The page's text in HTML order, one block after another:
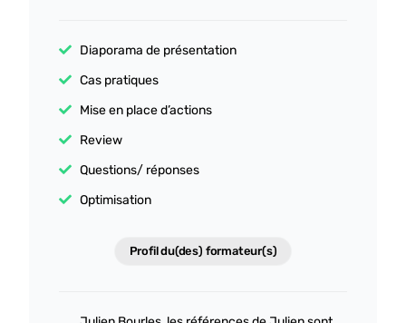
méthode de travail et une nouvelle façon d'aborder
LinkedIn.
personnes qui souhaitent développer une présence
LinkedIn efficace, authentique et durable.
cette belle expérience !
Diaporama de présentation
Cas pratiques
Mise en place d’actions
Review
Questions/ réponses
Optimisation
Profil du(des) formateur(s)